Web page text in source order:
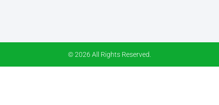
© 2026 All Rights Reserved.